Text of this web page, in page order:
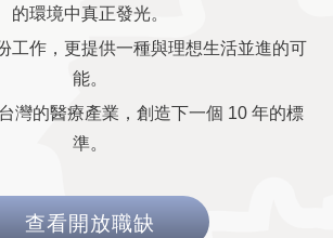
的環境中真正發光。
工作，更提供一種與理想生活並進的可
能。
灣的醫療產業，創造下一個 10 年的標
準。
查看開放職缺